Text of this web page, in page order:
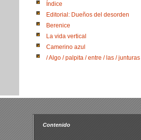
Índice
Editorial: Dueños del desorden
Berenice
La vida vertical
Camerino azul
/ Algo / palpita / entre / las / junturas
Contenido